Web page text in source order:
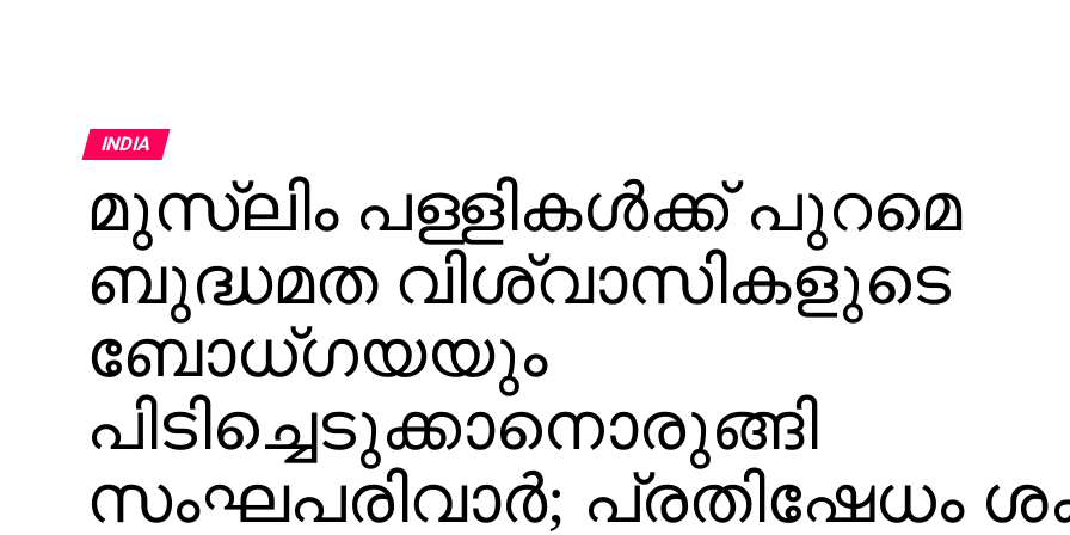
INDIA
മുസ്‌ലിം പള്ളികള്‍ക്ക് പുറമെ
ബുദ്ധമത വിശ്വാസികളുടെ
ബോധ്ഗയയും
പിടിച്ചെടുക്കാനൊരുങ്ങി
സംഘപരിവാര്‍; പ്രതിഷേധം